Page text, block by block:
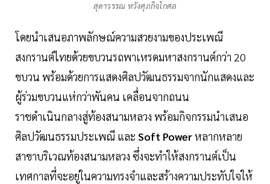
สุดาวรรณ หวังศุภกิจโกศล
โดยนำเสนอภาพลักษณ์ความสวยงามของประเพณี
สงกรานต์ไทยด้วยขบวนรถพาเหรดมหาสงกรานต์กว่า 20
ขบวน พร้อมด้วยการแสดงศิลปวัฒนธรรมจากนักแสดงและ
ผู้ร่วมขบวนแห่กว่าพันคน เคลื่อนจากถนน
ราชดำเนินกลางสู่ท้องสนามหลวง พร้อมกิจกรรมนำเสนอ
ศิลปวัฒนธรรมประเพณี และ Soft Powerหลากหลาย
สาขาบริเวณท้องสนามหลวง ซึ่งจะทำให้สงกรานต์เป็น
เทศกาลที่จะอยู่ในความทรงจำและสร้างความประทับใจให้